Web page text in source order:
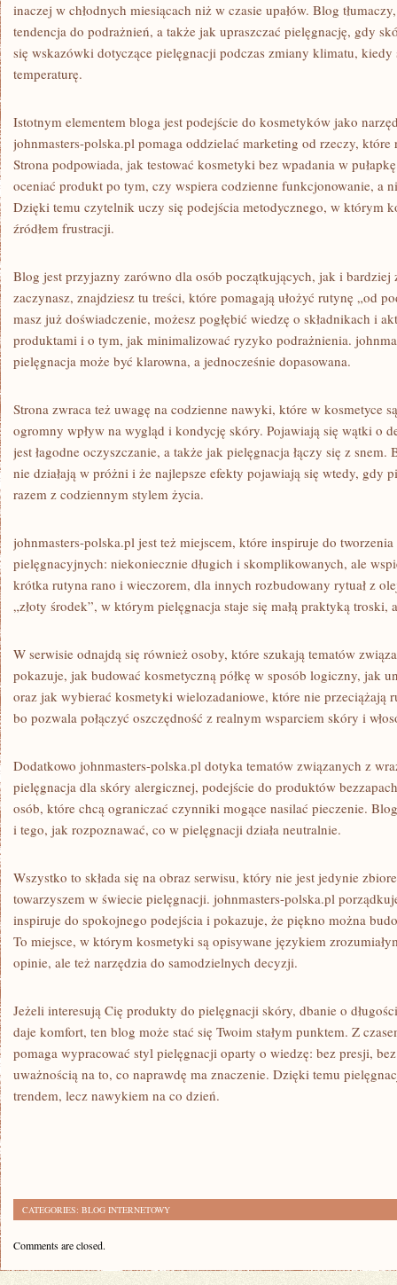
inaczej w chłodnych miesiącach niż w czasie upałów. Blog
tendencja do podrażnień, a także jak upraszczać pielęgnację, gdy
się wskazówki dotyczące pielęgnacji podczas zmiany klimatu, kiedy
temperaturę.
Istotnym elementem bloga jest podejście do kosmetyków jako
johnmasters-polska.pl pomaga oddzielać marketing od rzeczy, które
Strona podpowiada, jak testować kosmetyki bez wpadania w
oceniać produkt po tym, czy wspiera codzienne funkcjonowanie, a
Dzięki temu czytelnik uczy się podejścia metodycznego, w którym
źródłem frustracji.
Blog jest przyjazny zarówno dla osób początkujących, jak i bardziej
zaczynasz, znajdziesz tu treści, które pomagają ułożyć rutynę „od
masz już doświadczenie, możesz pogłębić wiedzę o składnikach i
produktami i o tym, jak minimalizować ryzyko podrażnienia.
pielęgnacja może być klarowna, a jednocześnie dopasowana.
Strona zwraca też uwagę na codzienne nawyki, które w kosmetyce
ogromny wpływ na wygląd i kondycję skóry. Pojawiają się wątki o
jest łagodne oczyszczanie, a także jak pielęgnacja łączy się z
nie działają w próżni i że najlepsze efekty pojawiają się wtedy, gdy
razem z codziennym stylem życia.
johnmasters-polska.pl jest też miejscem, które inspiruje do tworzenia
pielęgnacyjnych: niekoniecznie długich i skomplikowanych, ale
krótka rutyna rano i wieczorem, dla innych rozbudowany rytuał z
„złoty środek”, w którym pielęgnacja staje się małą praktyką troski,
W serwisie odnajdą się również osoby, które szukają tematów
pokazuje, jak budować kosmetyczną półkę w sposób logiczny, jak
oraz jak wybierać kosmetyki wielozadaniowe, które nie przeciążają
bo pozwala połączyć oszczędność z realnym wsparciem skóry i
Dodatkowo johnmasters-polska.pl dotyka tematów związanych z
pielęgnacja dla skóry alergicznej, podejście do produktów
osób, które chcą ograniczać czynniki mogące nasilać pieczenie.
i tego, jak rozpoznawać, co w pielęgnacji działa neutralnie.
Wszystko to składa się na obraz serwisu, który nie jest jedynie
towarzyszem w świecie pielęgnacji. johnmasters-polska.pl
inspiruje do spokojnego podejścia i pokazuje, że piękno można
To miejsce, w którym kosmetyki są opisywane językiem
opinie, ale też narzędzia do samodzielnych decyzji.
Jeżeli interesują Cię produkty do pielęgnacji skóry, dbanie o
daje komfort, ten blog może stać się Twoim stałym punktem. Z
pomaga wypracować styl pielęgnacji oparty o wiedzę: bez presji,
uważnością na to, co naprawdę ma znaczenie. Dzięki temu
trendem, lecz nawykiem na co dzień.
CATEGORIES: BLOG INTERNETOWY
Comments are closed.